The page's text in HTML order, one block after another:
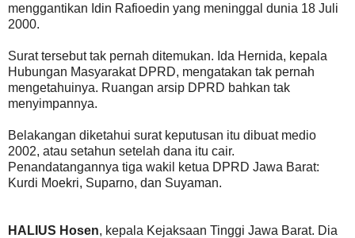
menggantikan Idin Rafioedin yang meninggal dunia 18 Juli
2000.
Surat tersebut tak pernah ditemukan. Ida Hernida, kepala
Hubungan Masyarakat DPRD, mengatakan tak pernah
mengetahuinya. Ruangan arsip DPRD bahkan tak
menyimpannya.
Belakangan diketahui surat keputusan itu dibuat medio
2002, atau setahun setelah dana itu cair.
Penandatangannya tiga wakil ketua DPRD Jawa Barat:
Kurdi Moekri, Suparno, dan Suyaman.
HALIUS Hosen, kepala Kejaksaan Tinggi Jawa Barat. Dia